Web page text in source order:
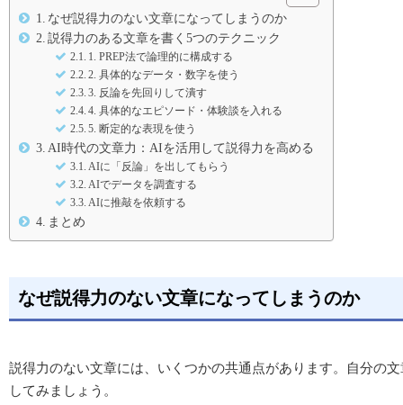
なぜ説得力のない文章になってしまうのか
説得力のある文章を書く5つのテクニック
1. PREP法で論理的に構成する
2. 具体的なデータ・数字を使う
3. 反論を先回りして潰す
4. 具体的なエピソード・体験談を入れる
5. 断定的な表現を使う
AI時代の文章力：AIを活用して説得力を高める
AIに「反論」を出してもらう
AIでデータを調査する
AIに推敲を依頼する
まとめ
なぜ説得力のない文章になってしまうのか
説得力のない文章には、いくつかの共通点があります。自分の
してみましょう。